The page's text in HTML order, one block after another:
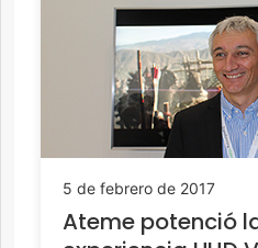
5 de febrero de 2017
Ateme potenció